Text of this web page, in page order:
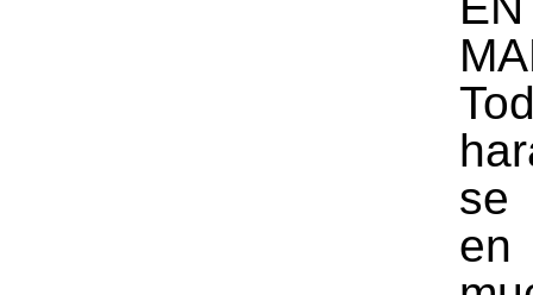
se
en